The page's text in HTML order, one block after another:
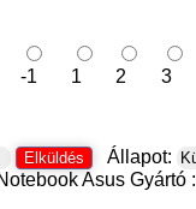
-1 1 2 3
Állapot:
AsusGyártó :